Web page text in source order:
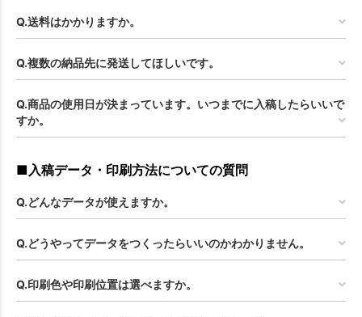
Q.送料はかかりますか。
Q.複数の納品先に発送してほしいです。
Q.商品の使用日が決まっています。いつまでに入稿したらいいで
すか。
■入稿データ・印刷方法についての質問
Q.どんなデータが使えますか。
Q.どうやってデータをつくったらいいのかわかりません。
Q.印刷色や印刷位置は選べますか。